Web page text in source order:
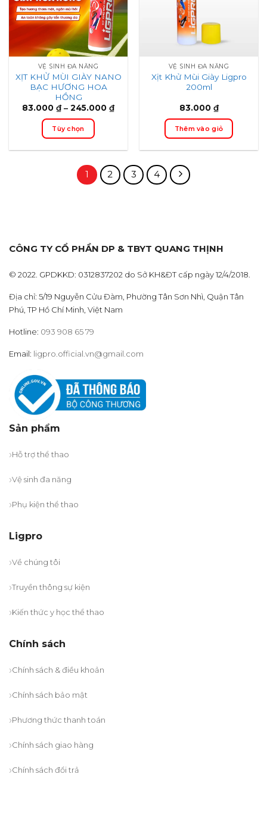
VỆ SINH ĐA NĂNG
XỊT KHỬ MÙI GIÀY NANO
BẠC HƯƠNG HOA
HỒNG
83.000 ₫ – 245.000 ₫Price
range:
Tùy chọn
này
có
tùy
chọn
trên
sản
VỆ SINH ĐA NĂNG
Xịt Khử Mùi Giày Ligpro
200ml
83.000 ₫
Thêm vào giỏ
1 2 3 4
CÔNG TY CỔ PHẦN DP & TBYT QUANG THỊNH
© 2022. GPDKKD: 0312837202 do Sở KH&ĐT cấp ngày 12/4/2018.
Địa chỉ: 5/19 Nguyễn Cửu Đàm, Phường Tân Sơn Nhì, Quận Tân
Phú, TP Hồ Chí Minh, Việt Nam
Hotline: 093 908 65 79
Email: ligpro.official.vn@gmail.com
Sản phẩm
Hỗ trợ thể thao
Vệ sinh đa năng
Phụ kiện thể thao
Ligpro
Về chúng tôi
Truyền thông sự kiện
Kiến thức y học thể thao
Chính sách
Chính sách & điều khoản
Chính sách bảo mật
Phương thức thanh toán
Chính sách giao hàng
Chính sách đổi trả